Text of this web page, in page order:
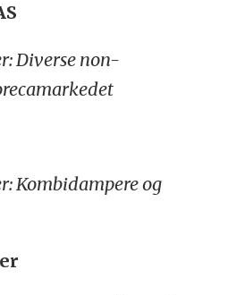
Diverse non-
Kombidampere og